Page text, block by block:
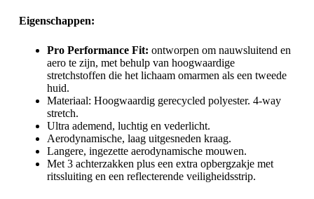
Eigenschappen:
Pro Performance Fit: ontworpen om nauwsluitend en
aero te zijn, met behulp van hoogwaardige
stretchstoffen die het lichaam omarmen als een tweede
huid.
Materiaal: Hoogwaardig gerecycled polyester. 4-way
stretch.
Ultra ademend, luchtig en vederlicht.
Aerodynamische, laag uitgesneden kraag.
Langere, ingezette aerodynamische mouwen.
Met 3 achterzakken plus een extra opbergzakje met
ritssluiting en een reflecterende veiligheidsstrip.